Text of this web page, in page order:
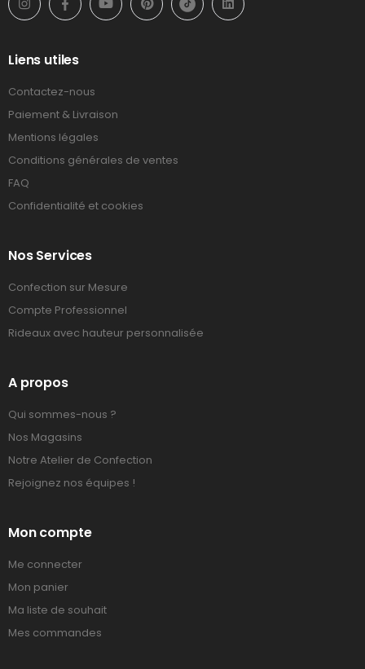
Liens utiles
Contactez-nous
Paiement & Livraison
Mentions légales
Conditions générales de ventes
FAQ
Confidentialité et cookies
Nos Services
Confection sur Mesure
Compte Professionnel
Rideaux avec hauteur personnalisée
A propos
Qui sommes-nous ?
Nos Magasins
Notre Atelier de Confection
Rejoignez nos équipes !
Mon compte
Me connecter
Mon panier
Ma liste de souhait
Mes commandes